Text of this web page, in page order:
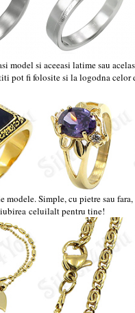
model si aceeasi latime sau
pot fi folosite si la logodna
modele. Simple, cu pietre sau
celuilalt pentru tine!